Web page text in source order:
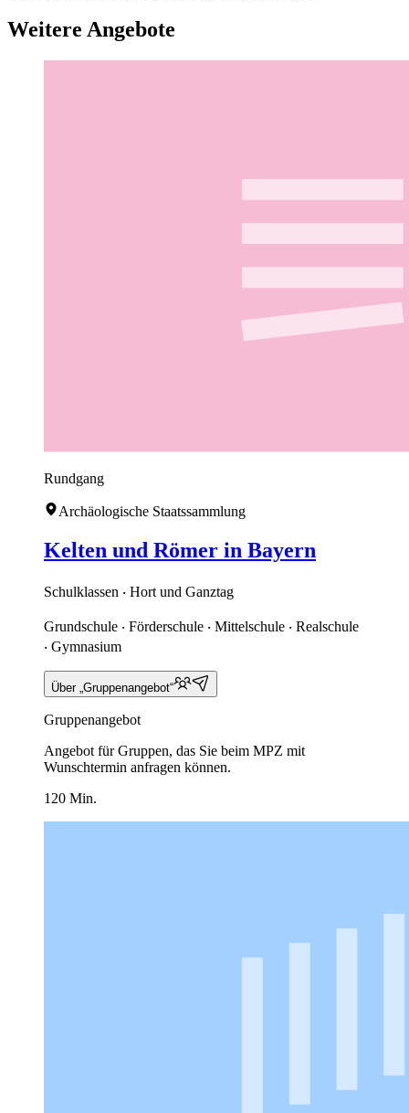
Weitere Angebote
Rundgang
Archäologische Staatssammlung
Kelten und Römer in Bayern
Schulklassen ‧ Hort und Ganztag
Grundschule ‧ Förderschule ‧ Mittelschule ‧ Realschule
‧ Gymnasium
Über „Gruppenangebot“
Gruppenangebot
Angebot für Gruppen, das Sie beim MPZ mit
Wunschtermin anfragen können.
120 Min.